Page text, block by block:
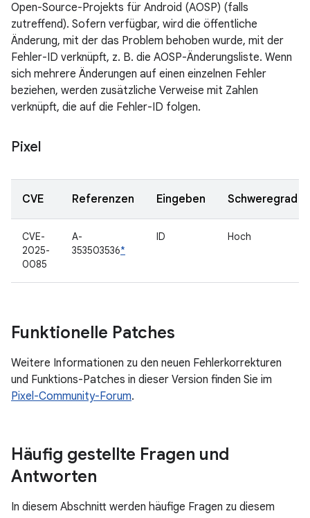
Open-Source-Projekts für Android (AOSP) (falls
zutreffend). Sofern verfügbar, wird die öffentliche
Änderung, mit der das Problem behoben wurde, mit der
Fehler-ID verknüpft, z. B. die AOSP-Änderungsliste. Wenn
sich mehrere Änderungen auf einen einzelnen Fehler
beziehen, werden zusätzliche Verweise mit Zahlen
verknüpft, die auf die Fehler-ID folgen.
Pixel
CVE Referenzen Eingeben Schweregrad
CVE-
2025-
0085
A-
353503536*
ID Hoch
Funktionelle Patches
Weitere Informationen zu den neuen Fehlerkorrekturen
und Funktions-Patches in dieser Version finden Sie im
Pixel-Community-Forum.
Häufig gestellte Fragen und
Antworten
In diesem Abschnitt werden häufige Fragen zu diesem